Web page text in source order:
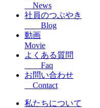
News
社員のつぶやき
Blog
動画
Movie
よくある質問
Faq
お問い合わせ
Contact
私たちについて